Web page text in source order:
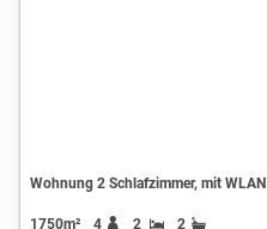
Wohnung 2 Schlafzimmer, mit WLAN
1750m² 4 2
2